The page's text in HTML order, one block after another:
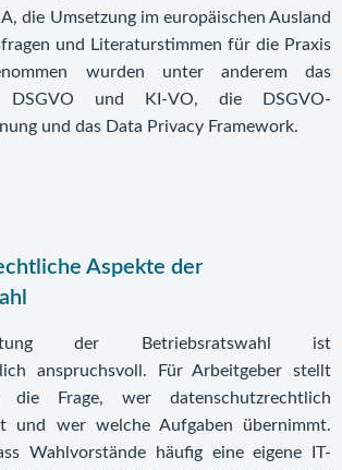
die Umsetzung im europäischen Ausland
und Literaturstimmen für die Praxis
wurden unter anderem das
DSGVO und KI-VO, die DSGVO-
und das Data Privacy Framework.
Aspekte der
der Betriebsratswahl ist
anspruchsvoll. Für Arbeitgeber stellt
Frage, wer datenschutzrechtlich
und wer welche Aufgaben übernimmt.
Wahlvorstände häufig eine eigene IT-